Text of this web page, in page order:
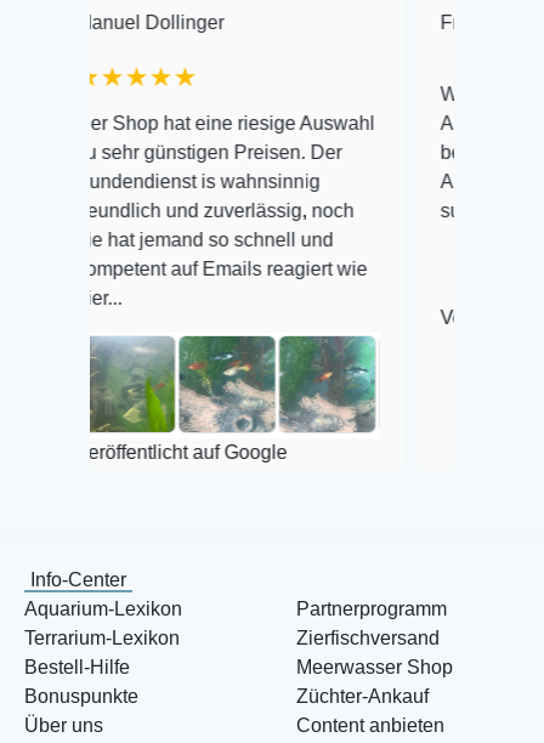
Dollinger
Shop hat eine riesige Auswahl
günstigen Preisen. Der
is wahnsinnig
und zuverlässig, noch
jemand so schnell und
auf Emails reagiert wie
auf Google
Frank Hackmayer
Warenanlieferung Top
Auswahl plus
befinden der Fische
Alles ist quick lebendig
super Zustand. Gerne
Veröffentlicht auf Google
Info-Center
Aquarium-Lexikon
Terrarium-Lexikon
Bestell-Hilfe
Bonuspunkte
Über uns
Partnerprogramm
Zierfischversand
Meerwasser Shop
Züchter-Ankauf
Content anbieten